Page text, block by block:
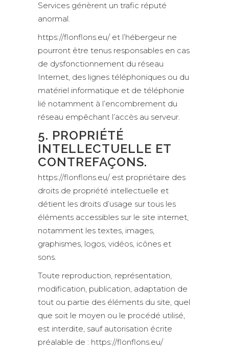
Services génèrent un trafic réputé
anormal.
https://flonflons.eu/ et l’hébergeur ne
pourront être tenus responsables en cas
de dysfonctionnement du réseau
Internet, des lignes téléphoniques ou du
matériel informatique et de téléphonie
lié notamment à l’encombrement du
réseau empêchant l’accès au serveur.
5. PROPRIÉTÉ
INTELLECTUELLE ET
CONTREFAÇONS.
https://flonflons.eu/ est propriétaire des
droits de propriété intellectuelle et
détient les droits d’usage sur tous les
éléments accessibles sur le site internet,
notamment les textes, images,
graphismes, logos, vidéos, icônes et
sons.
Toute reproduction, représentation,
modification, publication, adaptation de
tout ou partie des éléments du site, quel
que soit le moyen ou le procédé utilisé,
est interdite, sauf autorisation écrite
préalable de : https://flonflons.eu/